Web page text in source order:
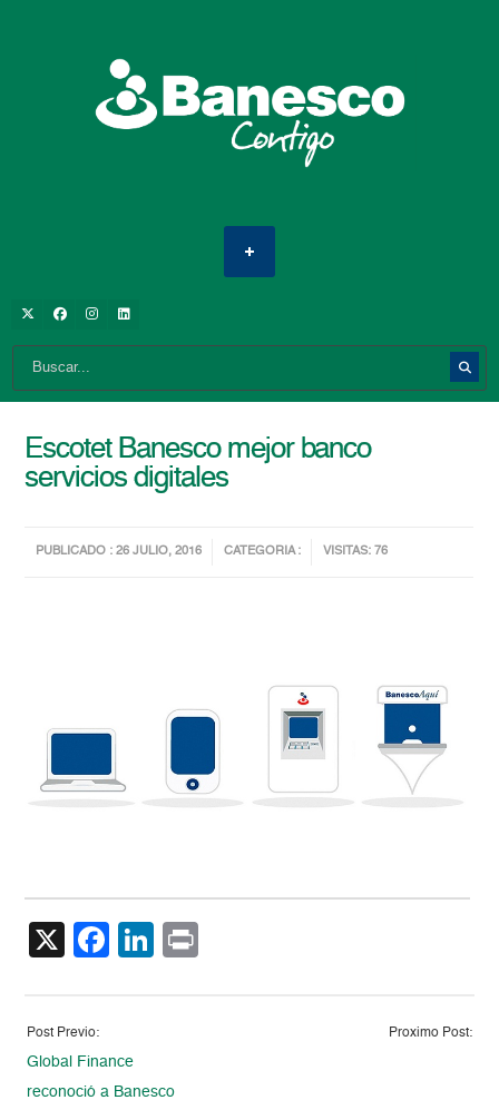
Escotet Banesco mejor banco
servicios digitales
PUBLICADO : 26 JULIO, 2016 CATEGORIA : VISITAS: 76
X Facebook
LinkedIn
Post Previo:
Global Finance
reconoció a Banesco
Proximo Post: